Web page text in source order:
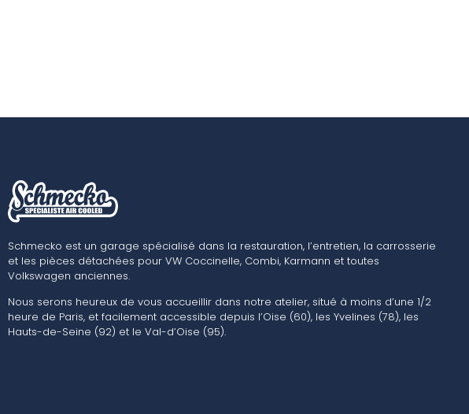
Schmecko est un garage spécialisé dans la restauration, l’entretien, la carrosserie
et les pièces détachées pour VW Coccinelle, Combi, Karmann et toutes
Volkswagen anciennes.
Nous serons heureux de vous accueillir dans notre atelier, situé à moins d’une 1/2
heure de Paris, et facilement accessible depuis l’Oise (60), les Yvelines (78), les
Hauts-de-Seine (92) et le Val-d’Oise (95).